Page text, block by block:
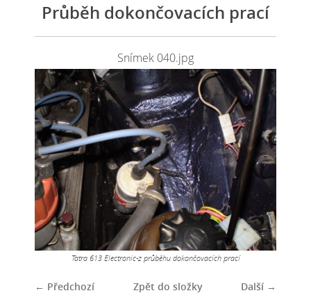
Průběh dokončovacích prací
Snímek 040.jpg
Tatra 613 Electronic-z průběhu dokončovacích prací
← Předchozí Další →
Zpět do složky